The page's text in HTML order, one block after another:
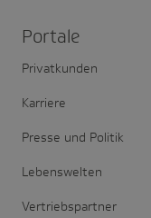
Portale
Privatkunden
Karriere
Presse und Politik
Lebenswelten
Vertriebspartner